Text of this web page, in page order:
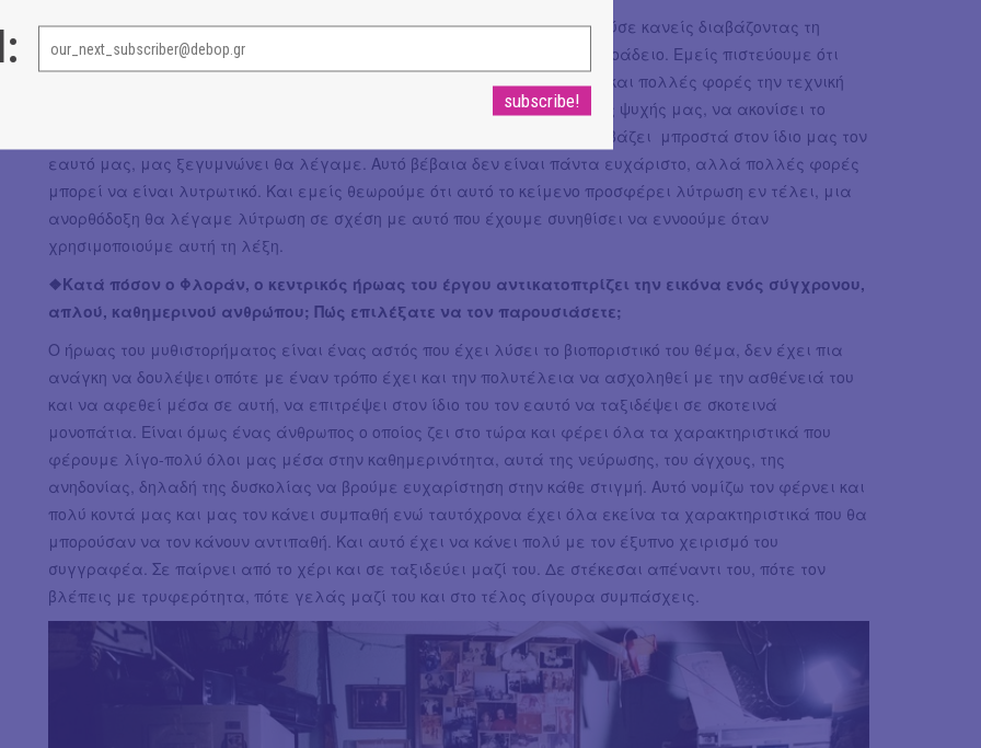
Πάντα υπάρχει η γωνία από την οποία θα δεις τα πράγματα. Θα μπορούσε κανείς διαβάζοντας τη
Σεροτονίνη να δει το ποτήρι μισογεμάτο ή αντίθετα να δει το ποτήρι μισοάδειο. Εμείς πιστεύουμε ότι
παρότι ο συγγραφέας χρησιμοποιεί πολύ σκληρό χιούμορ, κυνισμό, βία και πολλές φορές την τεχνική
του σοκ, προσπαθεί να αφυπνίσει την ευαίσθητη και μαλακή πλευρά της ψυχής μας, να ακονίσει το
πνεύμα μας με τρόπο που θα κάνει την καρδιά μας να αισθανθεί. Μας βάζει μπροστά στον ίδιο μας τον
εαυτό μας, μας ξεγυμνώνει θα λέγαμε. Αυτό βέβαια δεν είναι πάντα ευχάριστο, αλλά πολλές φορές
μπορεί να είναι λυτρωτικό. Και εμείς θεωρούμε ότι αυτό το κείμενο προσφέρει λύτρωση εν τέλει, μια
ανορθόδοξη θα λέγαμε λύτρωση σε σχέση με αυτό που έχουμε συνηθίσει να εννοούμε όταν
χρησιμοποιούμε αυτή τη λέξη.
❖Κατά πόσον ο Φλοράν, ο κεντρικός ήρωας του έργου αντικατοπτρίζει την εικόνα ενός σύγχρονου,
απλού, καθημερινού ανθρώπου; Πώς επιλέξατε να τον παρουσιάσετε;
Ο ήρωας του μυθιστορήματος είναι ένας αστός που έχει λύσει το βιοποριστικό του θέμα, δεν έχει πια
ανάγκη να δουλέψει οπότε με έναν τρόπο έχει και την πολυτέλεια να ασχοληθεί με την ασθένειά του
και να αφεθεί μέσα σε αυτή, να επιτρέψει στον ίδιο του τον εαυτό να ταξιδέψει σε σκοτεινά
μονοπάτια. Είναι όμως ένας άνθρωπος ο οποίος ζει στο τώρα και φέρει όλα τα χαρακτηριστικά που
φέρουμε λίγο-πολύ όλοι μας μέσα στην καθημερινότητα, αυτά της νεύρωσης, του άγχους, της
ανηδονίας, δηλαδή της δυσκολίας να βρούμε ευχαρίστηση στην κάθε στιγμή. Αυτό νομίζω τον φέρνει και
πολύ κοντά μας και μας τον κάνει συμπαθή ενώ ταυτόχρονα έχει όλα εκείνα τα χαρακτηριστικά που θα
μπορούσαν να τον κάνουν αντιπαθή. Και αυτό έχει να κάνει πολύ με τον έξυπνο χειρισμό του
συγγραφέα. Σε παίρνει από το χέρι και σε ταξιδεύει μαζί του. Δε στέκεσαι απέναντι του, πότε τον
βλέπεις με τρυφερότητα, πότε γελάς μαζί του και στο τέλος σίγουρα συμπάσχεις.